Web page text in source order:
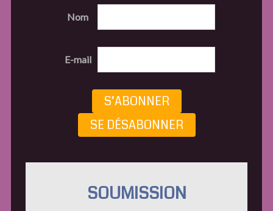
Nom
E-mail
S’ABONNER
SE DÉSABONNER
SOUMISSION